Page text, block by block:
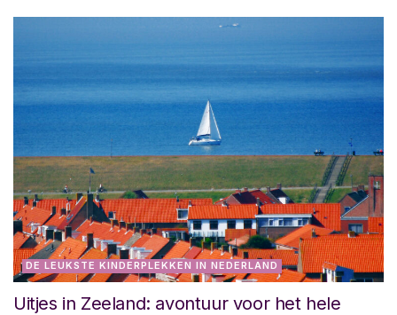
DE LEUKSTE KINDERPLEKKEN IN NEDERLAND
Uitjes in Zeeland: avontuur voor het hele